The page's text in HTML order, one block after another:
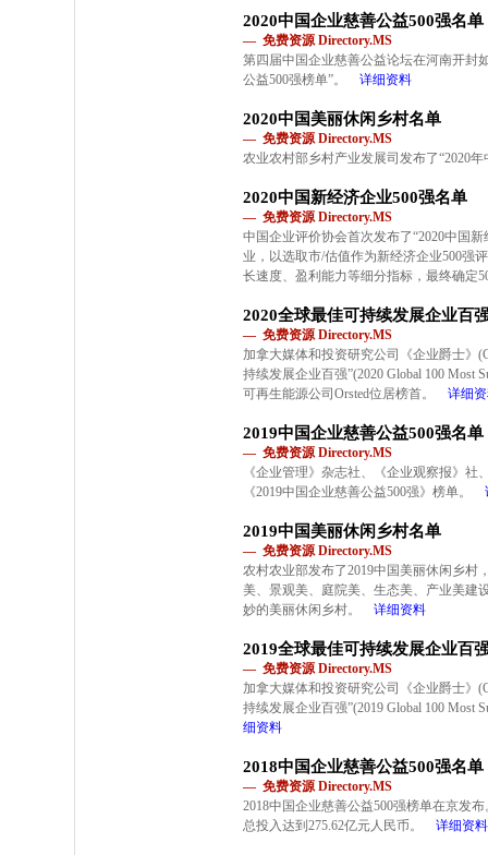
2020中国企业慈善公益500强名单
— 免费资源 Directory.MS
第四届中国企业慈善公益论坛在河南开封
公益500强榜单”。
详细资料
2020中国美丽休闲乡村名单
— 免费资源 Directory.MS
农业农村部乡村产业发展司发布了“2020
2020中国新经济企业500强名单
— 免费资源 Directory.MS
中国企业评价协会首次发布了“2020中国
业，以选取市/估值作为新经济企业500强
长速度、盈利能力等细分指标，最终确定
2020全球最佳可持续发展企业百
— 免费资源 Directory.MS
加拿大媒体和投资研究公司《企业爵士》
持续发展企业百强”(2020 Global 100 Most
可再生能源公司Orsted位居榜首。
详细
2019中国企业慈善公益500强名单
— 免费资源 Directory.MS
《企业管理》杂志社、《企业观察报》
《2019中国企业慈善公益500强》榜单。
2019中国美丽休闲乡村名单
— 免费资源 Directory.MS
农村农业部发布了2019中国美丽休闲乡村
美、景观美、庭院美、生态美、产业美建
妙的美丽休闲乡村。
详细资料
2019全球最佳可持续发展企业百
— 免费资源 Directory.MS
加拿大媒体和投资研究公司《企业爵士》
持续发展企业百强”(2019 Global 100 Most
细资料
2018中国企业慈善公益500强名单
— 免费资源 Directory.MS
2018中国企业慈善公益500强榜单在京发
总投入达到275.62亿元人民币。
详细资料